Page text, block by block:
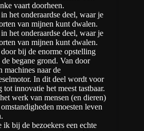
vaart doorheen.
het onderaardse deel, waar je
van mijnen kunt dwalen.
het onderaardse deel, waar je
van mijnen kunt dwalen.
bij de enorme opstelling
de begane grond. Van door
machines naar de
In dit deel wordt voor
innovatie het meest tastbaar.
werk van mensen (en dieren)
moesten leven
bij de bezoekers een echte